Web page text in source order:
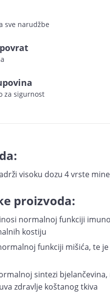
sve narudžbe
za sigurnost
visoku dozu 4 vrste
proizvoda:
normalnoj funkciji
kostiju
funkciji mišića, te
sintezi
zdravlje koštanog tkiva